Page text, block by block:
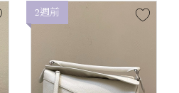
2週前